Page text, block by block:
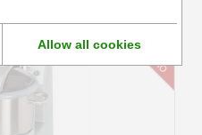
Allow all cookies